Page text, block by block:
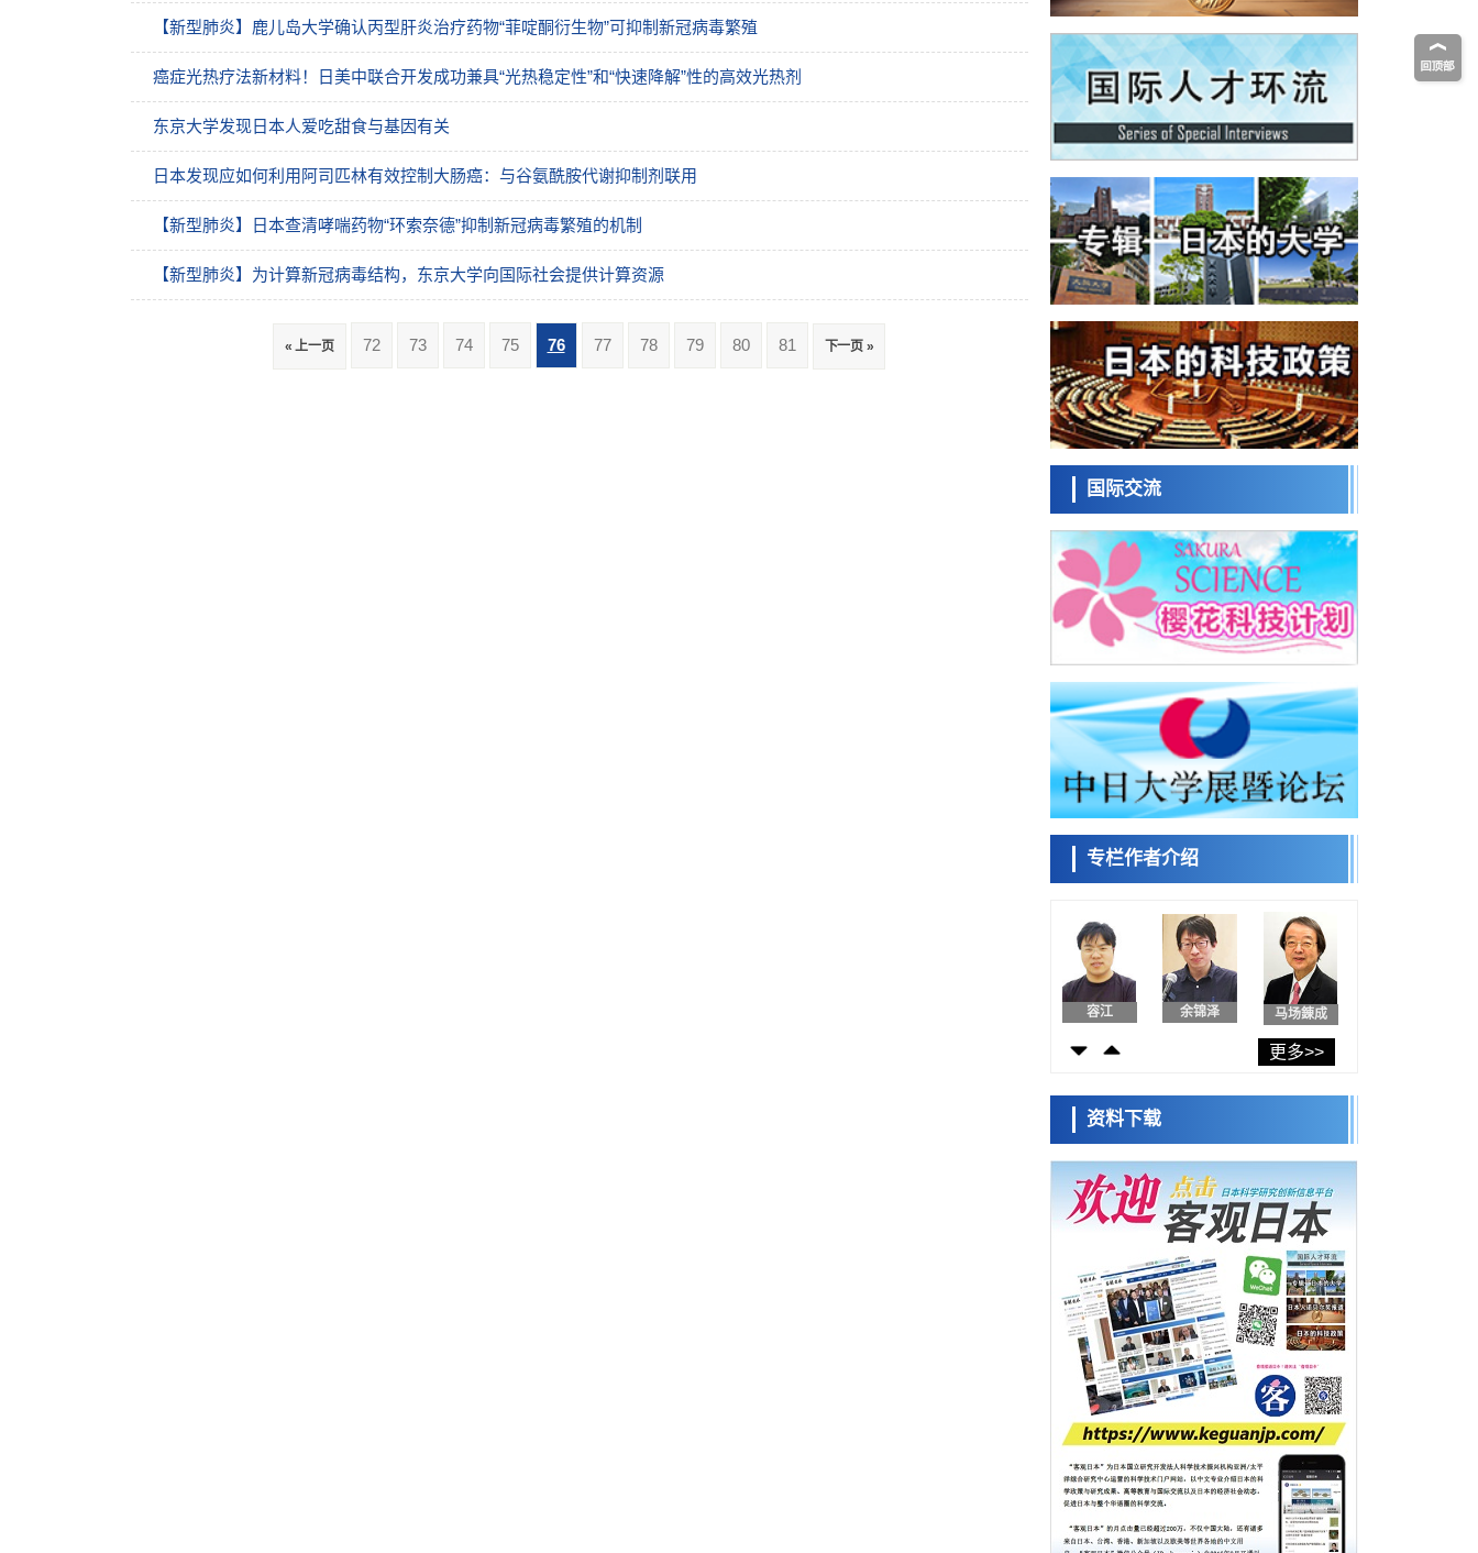
【新型肺炎】鹿儿岛大学确认丙型肝炎治疗药物“菲啶酮衍生物”可抑制新冠病毒繁殖
癌症光热疗法新材料！日美中联合开发成功兼具“光热稳定性”和“快速降解”性的高效光热剂
东京大学发现日本人爱吃甜食与基因有关
日本发现应如何利用阿司匹林有效控制大肠癌：与谷氨酰胺代谢抑制剂联用
【新型肺炎】日本查清哮喘药物“环索奈德”抑制新冠病毒繁殖的机制
【新型肺炎】为计算新冠病毒结构，东京大学向国际社会提供计算资源
« 上一页 72 73 74 75 76 77 78 79 80 81 下一页 »
波动叠加所致
东京都产技研采用新手法开发出可稳定工作
至300℃的介电材料，已验证电容器可在汽车
发动机等高温环境下工作
经济・社会
日本生成式AI使用者占比一年内翻倍，但与
中美德仍有较大差距
政策
死亡人数至少减半，重点强化火灾防控
科学研究
福井大学发现细胞记忆过往并抑制反应的机
制，阐明即便DNA相同反应迥异之谜
科学研究
神户大学确认口服癌症疫苗B440单药给药的
安全性，在转移性尿路上皮癌患者中开展临
床试验
政策
日本发布《令和8年版科学技术与创新白皮
书》，解读第七期基本计划首年度政策方向
科学研究
东京大学发现可诱导细胞死亡的新型信使物
质
科学研究
东京都健康长寿医疗中心跨器官揭示衰老过
程中的糖链变化
科学研究
可作为电池电极材料
科学研究
东京大学和海上保安厅等发现南海海槽沿线
板块边界锁定状态存在区域差异
政策
日本第2次医疗研究开发调整费，根据一线实
际情况和需求分配99.3亿日元
科学研究
千叶大学鉴定出导致难治性疾病“肺高血压症”
恶化的蛋白质“MYL9/12”，会引发血管结构恶
科学研究
京都大学高效生成光的构成单元“光子”，可应
用于量子计算机
科学研究
用数理模型诠释慢性荨麻疹的发病机理，借
科学研究
【JST事业成果】发现室温下工作的交替磁体
科学研究
夜景也能清晰呈现在纸上——日本“铁路摄影
迷”教授研发新技术
科学研究
【JST事业成果】开发低成本与低功耗的新型
AI处理器
日本科研费增设国际共同研究强化新类别，
经济・社会
铁道综研新任理事长芦谷公稔：依托超导和
防灾等核心优势服务社会
东京大学通过叶绿体基因组编辑技术强化碳
固定酶，成功提高光合作用能力与生产力
科学研究
藤田医科大学等成功鉴定出非结核分枝杆菌
生存的必需基因，首次揭示该基因的必要性
因菌株而异
经济・社会
【AI法下篇】如何应对AI的不可控性——中
央大学平野晋教授专访
科学研究
【JST事业成果】开发低成本与低功耗的新型
AI处理器
政策
日本科研费增设国际共同研究强化新类别，
促进青年研究人员赴海外开展研究
经济・社会
铁道综研新任理事长芦谷公稔：依托超导和
防灾等核心优势服务社会
科学研究
东京大学通过叶绿体基因组编辑技术强化碳
国际交流
专栏作者介绍
日本科学未
来馆 科学交
流员
小岩井忠道 泷川 进
容江 余锦泽 马场錬成
日本科学未
流员
泷川 进 戴维
更多>>
资料下载